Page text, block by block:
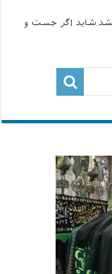
اگر جست و